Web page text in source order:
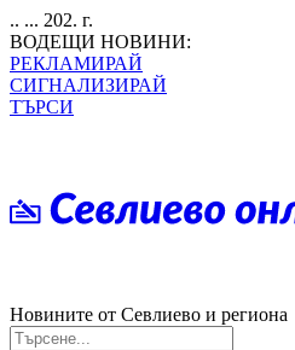
.. ... 202. г.
ВОДЕЩИ НОВИНИ:
РЕКЛАМИРАЙ
СИГНАЛИЗИРАЙ
ТЪРСИ
Новините от Севлиево и региона